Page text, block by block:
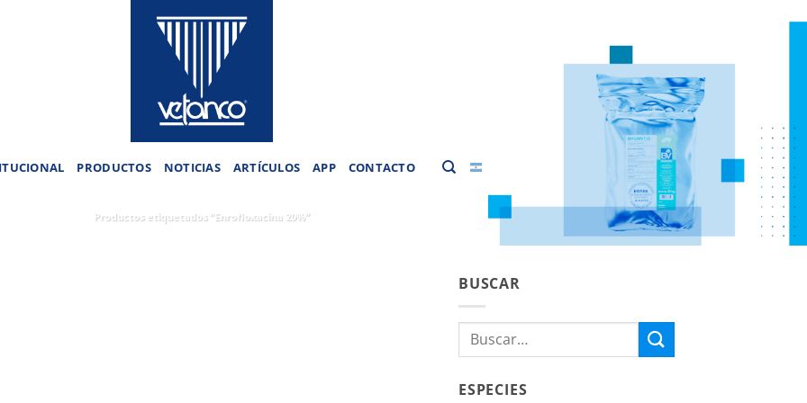
PRODUCTOS NOTICIAS ARTÍCULOS APP CONTACTO
Productos etiquetados “Enrofloxacina 20%”
BUSCAR
Buscar
ESPECIES